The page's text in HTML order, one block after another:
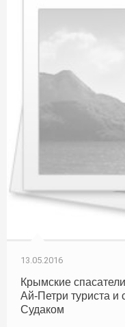
13.05.2016
Крымские
Ай-Петри туриста и
Судаком